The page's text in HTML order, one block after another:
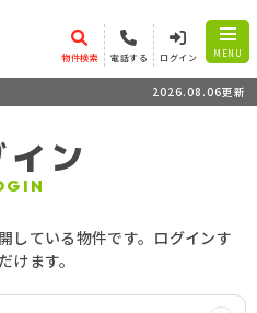
物件検索 電話する ログイン MENU
2026.08.06更新
イン
している物件です。ログインす
ます。